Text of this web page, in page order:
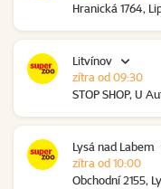
Hranická 1764,
Litvínov
STOP SHOP, U
zítra od 09:30
Lysá nad Labem
Obchodní 2155,
zítra od 10:00